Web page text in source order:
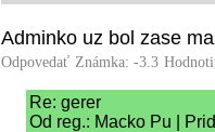
Adminko uz bol zase
Odpovedať Známka: -3.3
Re: gerer
Od reg.: Macko Pu |